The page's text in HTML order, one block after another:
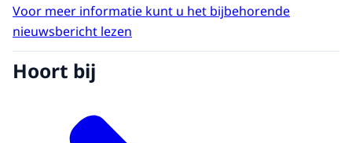
Voor meer informatie kunt u het bijbehorende
nieuwsbericht lezen
Hoort bij